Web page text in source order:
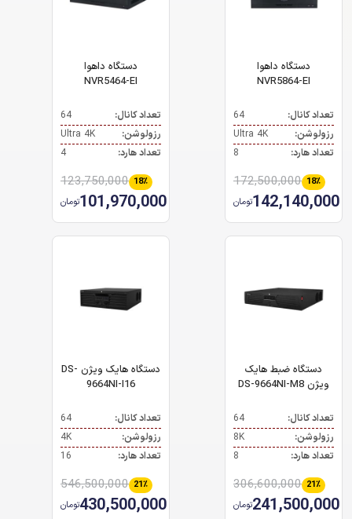
دستگاه داهوا
NVR5864-EI
تعداد کانال:
64
رزولوشن:
Ultra 4K
تعداد هارد:
8
18٪ 172,500,000
142,140,000تومان
دستگاه داهوا
NVR5464-EI
تعداد کانال:
64
رزولوشن:
Ultra 4K
تعداد هارد:
4
18٪ 123,750,000
101,970,000تومان
دستگاه ضبط هایک
ویژن DS-9664NI-M8
تعداد کانال:
64
رزولوشن:
8K
تعداد هارد:
8
21٪ 306,600,000
241,500,000تومان
دستگاه هایک ویژن DS-
9664NI-I16
تعداد کانال:
64
رزولوشن:
4K
تعداد هارد:
16
21٪ 546,500,000
430,500,000تومان